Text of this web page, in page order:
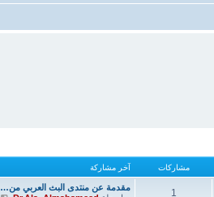
مشاركات آخر مشاركة
1
مقدمة عن منتدى البث العربي من…